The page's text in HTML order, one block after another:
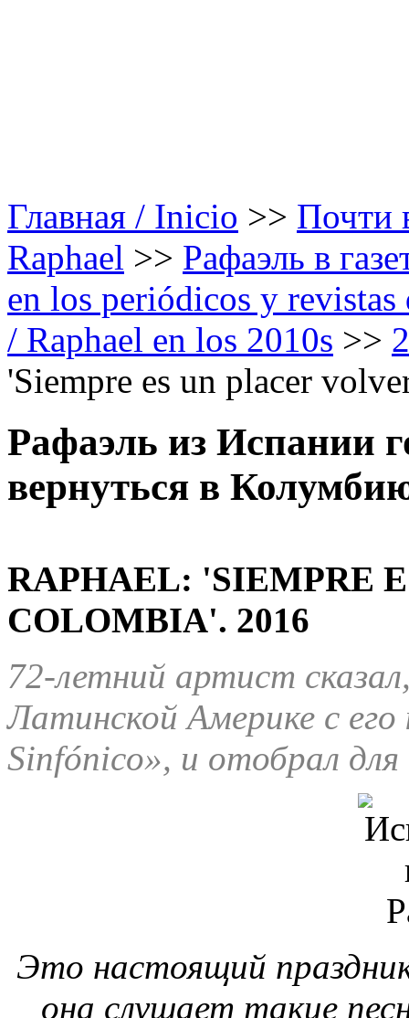
Главная / Inicio >> Почти
Raphael >> Рафаэль в
en los periódicos y
/ Raphael en los 2010s >>
'Siempre es un placer
Рафаэль из Испании
вернуться в
RAPHAEL: 'SIEMPRE
COLOMBIA'. 2016
72-летний артист
Латинской Америке с
Sinfónico», и отобрал для
Это настоящий
она слушает такие